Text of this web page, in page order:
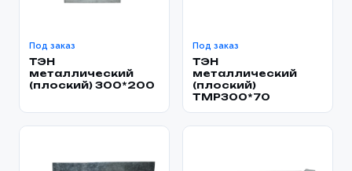
Под заказ
ТЭН
металлический
(плоский) 300*200
Под заказ
ТЭН
металлический
(плоский)
TMP300*70